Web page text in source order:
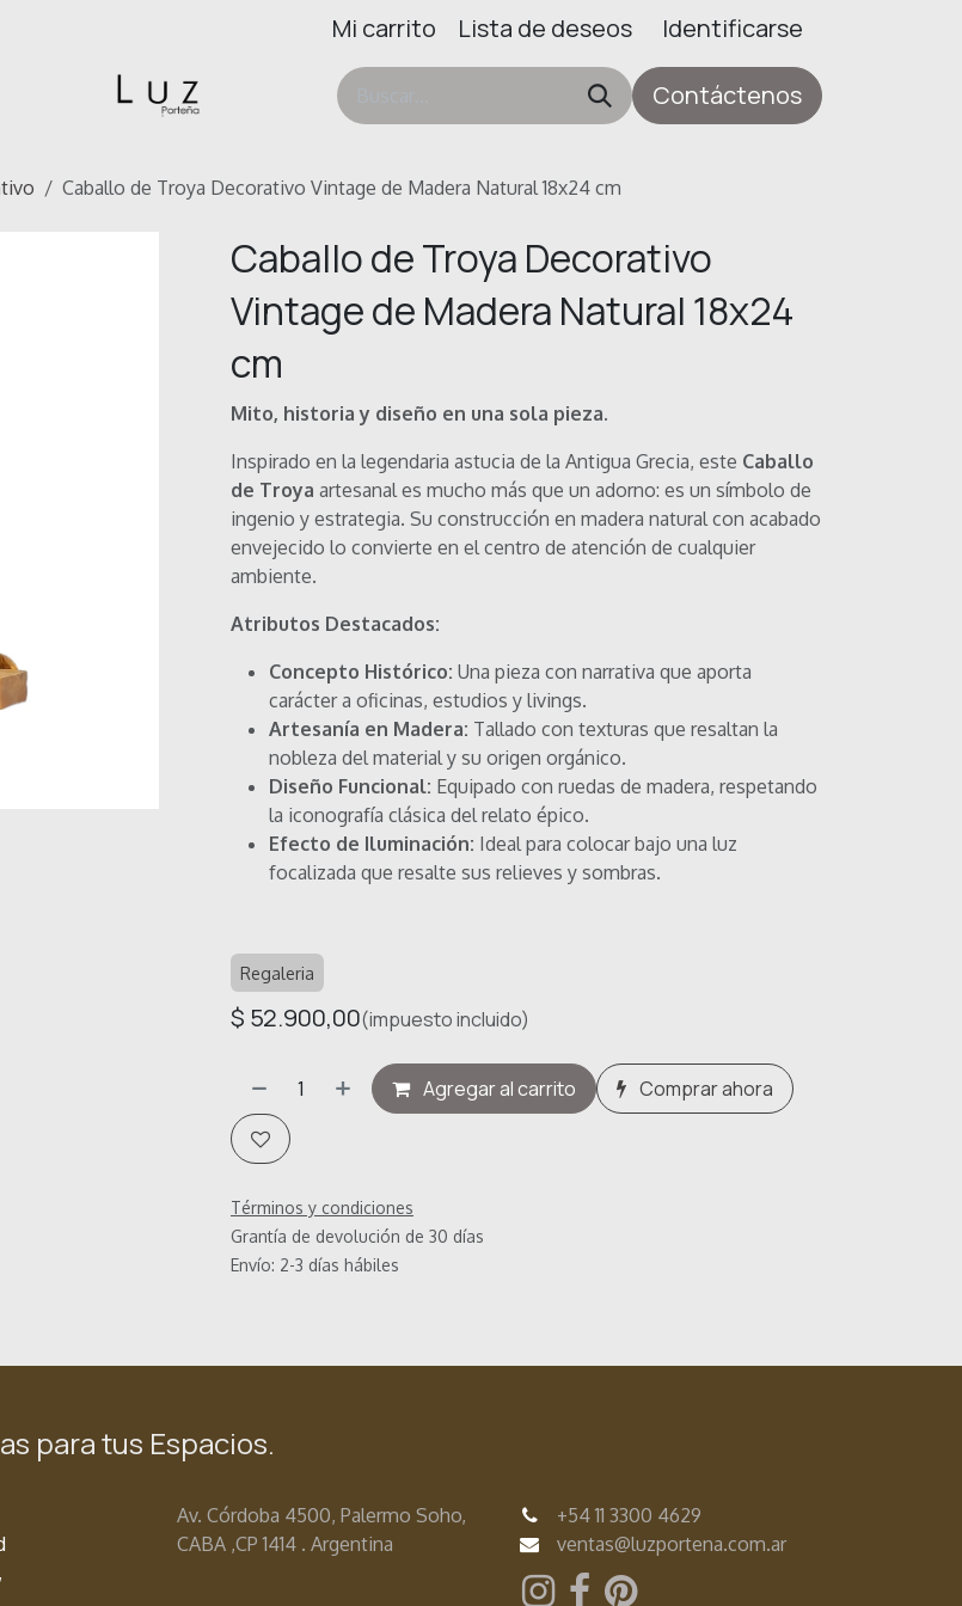
Mi carrito Lista de deseos Identificarse
& Hogar Ayuda Contáctenos
Caballo de Troya Decorativo Vintage de Madera Natural 18x24 cm
Caballo de Troya Decorativo
Vintage de Madera Natural 18x24
cm
Mito, historia y diseño en una sola pieza.
Inspirado en la legendaria astucia de la Antigua Grecia, este Caballo
de Troya artesanal es mucho más que un adorno: es un símbolo de
ingenio y estrategia. Su construcción en madera natural con acabado
envejecido lo convierte en el centro de atención de cualquier
ambiente.
Atributos Destacados:
Concepto Histórico: Una pieza con narrativa que aporta
carácter a oficinas, estudios y livings.
Artesanía en Madera: Tallado con texturas que resaltan la
nobleza del material y su origen orgánico.
Diseño Funcional: Equipado con ruedas de madera, respetando
la iconografía clásica del relato épico.
Efecto de Iluminación: Ideal para colocar bajo una luz
focalizada que resalte sus relieves y sombras.
Regaleria
$ 52.900,00(impuesto incluido)
Agregar al carrito Comprar ahora
Términos y condiciones
Grantía de devolución de 30 días
Envío: 2-3 días hábiles
para tus Espacios.
Av. Córdoba 4500, Palermo Soho,
CABA ,CP 1414 . Argentina
+5411 3300 4629
ventas@luzportena.com.ar